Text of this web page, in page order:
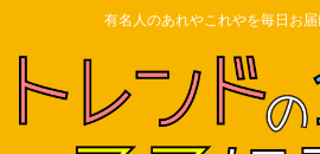
有名人のあれやこれやを毎日お